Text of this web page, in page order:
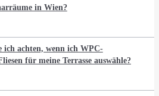
in Wien?
ich achten, wenn ich WPC-
für meine Terrasse auswähle?